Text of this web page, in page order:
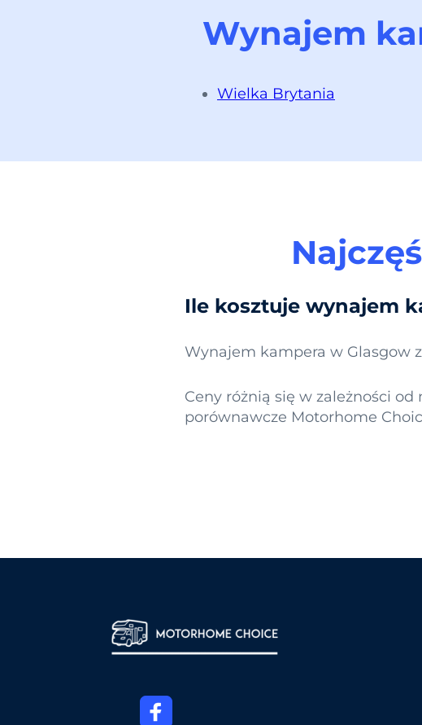
Wynajem
Wielka Brytania
Ile kosztuje wynajem
Wynajem kampera w Glasgow
Ceny różnią się w zależności
porównawcze Motorhome